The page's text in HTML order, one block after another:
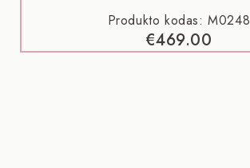
Produkto kodas: M0248
€469.00